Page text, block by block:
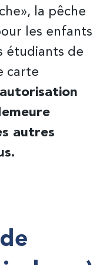
la pêche
les enfants
étudiants de
carte
autres